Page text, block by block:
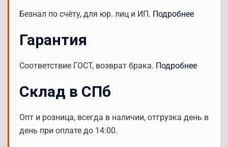
Безнал по счёту, для юр. лиц и ИП. Подробнее
Гарантия
Соответствие ГОСТ, возврат брака. Подробнее
Склад в СПб
Опт и розница, всегда в наличии, отгрузка день в
день при оплате до 14:00.